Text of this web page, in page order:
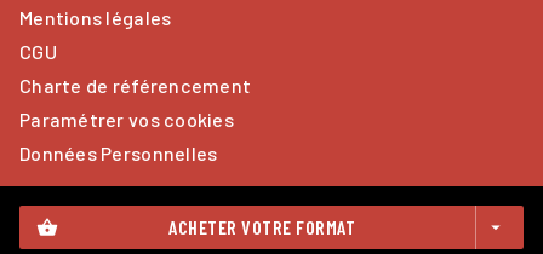
shopping_basket ACHETER VOTRE FORMAT arrow_drop_down
Mentions légales
CGU
Charte de référencement
Paramétrer vos cookies
Données Personnelles